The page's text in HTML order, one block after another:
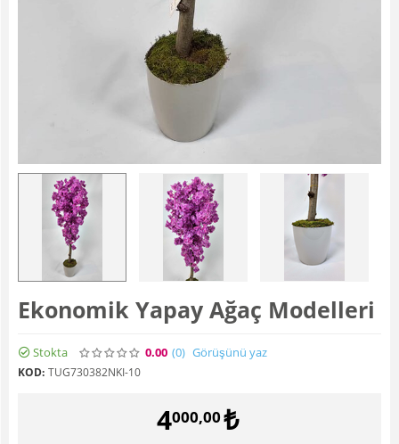
Ekonomik Yapay Ağaç Modelleri
Stokta 0.00 (0) Görüşünü yaz
KOD: TUG730382NKI-10
4000,00₺